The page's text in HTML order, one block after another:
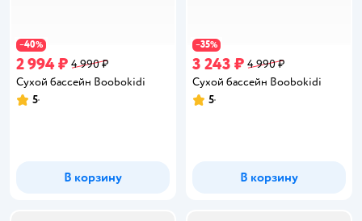
−40%
2 994 ₽ 4 990 ₽
Сухой бассейн Boobokidi
Рейтинг:
5
В корзину
−35%
3 243 ₽ 4 990 ₽
Сухой бассейн Boobokidi
Рейтинг:
5
В корзину